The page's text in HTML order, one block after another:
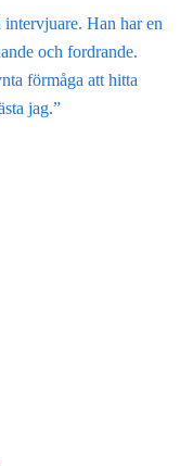
intervjuare. Han har en
och fordrande.
förmåga att hitta
jag.”